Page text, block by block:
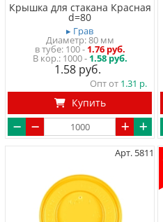
Крышка для стакана Красная
d=80
▸ Грав
Диаметр: 80 мм
в тубе 100- 1.76 руб.
1000 - 1.58 руб.
1.58
Опт от 1.31
Купить
Арт. 5811